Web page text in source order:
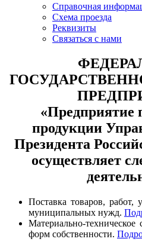
Справочная
Схема проезда
Реквизиты
Связаться с нами
«Предприятие
продукции
Президента
осуществляет
Поставка товаров, работ,
муниципальных нужд.
Материально-
форм собственности.